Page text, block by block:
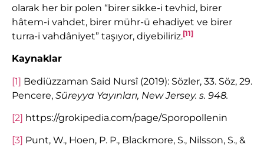
olarak her bir polen “birer sikke-i tevhid, birer
hâtem-i vahdet, birer mühr-ü ehadiyet ve birer
turra-i vahdâniyet” taşıyor, diyebiliriz.[11]
Kaynaklar
[1] Bediüzzaman Said Nursî (2019): Sözler, 33. Söz, 29.
Pencere, Süreyya Yayınları, New Jersey. s. 948.
[2] https://grokipedia.com/page/Sporopollenin
[3] Punt, W., Hoen, P. P., Blackmore, S., Nilsson, S., &